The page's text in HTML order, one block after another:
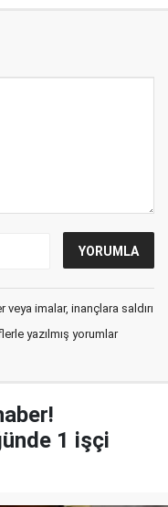
imalar, inançlara saldırı
yazılmış yorumlar
1 işçi